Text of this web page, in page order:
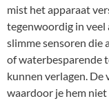
mist het apparaat
tegenwoordig in veel
slimme sensoren die
of waterbesparende
kunnen verlagen.
waardoor je hem